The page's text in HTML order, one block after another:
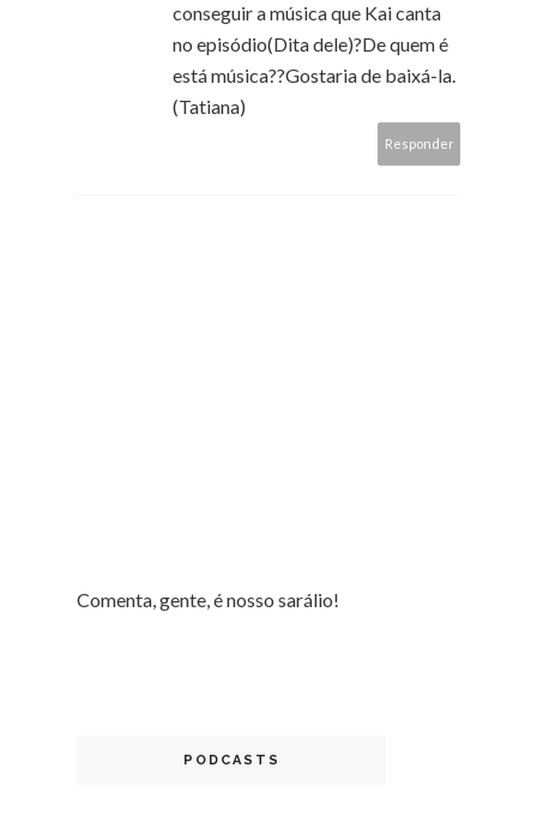
conseguir a música que Kai canta
no episódio(Dita dele)?De quem é
está música??Gostaria de baixá-la.
(Tatiana)
Responder
Comenta, gente, é nosso sarálio!
PODCASTS